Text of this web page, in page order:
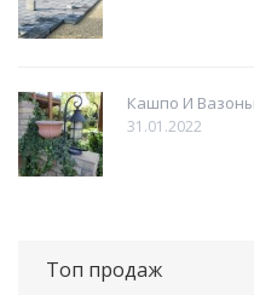
Кашпо И
31.01.2022
Топ продаж